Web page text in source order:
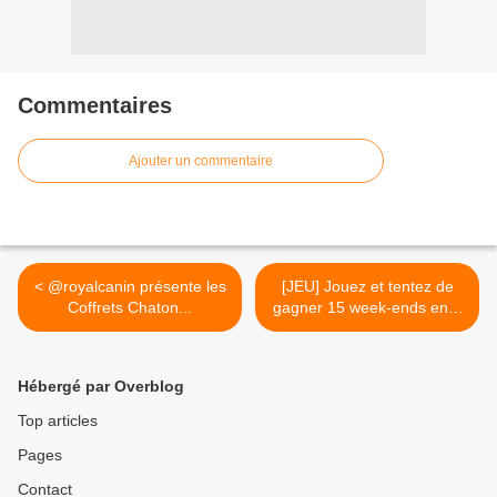
Commentaires
Ajouter un commentaire
< @royalcanin présente les
Coffrets Chaton...
[JEU] Jouez et tentez de
gagner 15 week-ends en...
>
Hébergé par Overblog
Top articles
Pages
Contact